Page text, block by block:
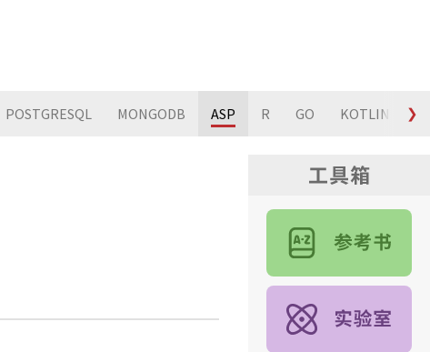
POSTGRESQL MONGODB ASP R GO KOTLIN ❯